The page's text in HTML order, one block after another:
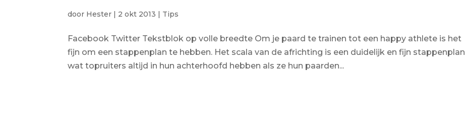
door Hester | 2 okt 2013 | Tips
Facebook Twitter Tekstblok op volle breedte Om je paard te trainen tot een happy athlete is het
fijn om een stappenplan te hebben. Het scala van de africhting is een duidelijk en fijn stappenplan
wat topruiters altijd in hun achterhoofd hebben als ze hun paarden...